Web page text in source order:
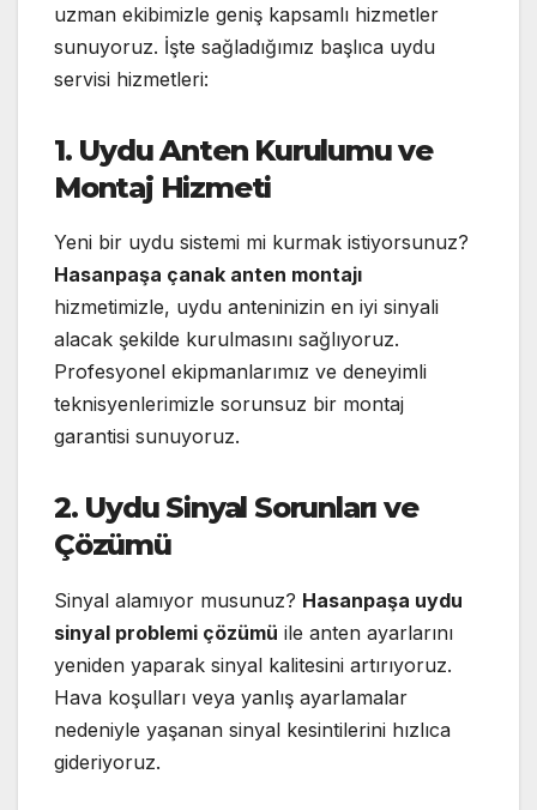
uzman ekibimizle geniş kapsamlı hizmetler
sunuyoruz. İşte sağladığımız başlıca uydu
servisi hizmetleri:
1. Uydu Anten Kurulumu ve
Montaj Hizmeti
Yeni bir uydu sistemi mi kurmak istiyorsunuz?
Hasanpaşa çanak anten montajı
hizmetimizle, uydu anteninizin en iyi sinyali
alacak şekilde kurulmasını sağlıyoruz.
Profesyonel ekipmanlarımız ve deneyimli
teknisyenlerimizle sorunsuz bir montaj
garantisi sunuyoruz.
2. Uydu Sinyal Sorunları ve
Çözümü
Sinyal alamıyor musunuz? Hasanpaşa uydu
sinyal problemi çözümü ile anten ayarlarını
yeniden yaparak sinyal kalitesini artırıyoruz.
Hava koşulları veya yanlış ayarlamalar
nedeniyle yaşanan sinyal kesintilerini hızlıca
gideriyoruz.